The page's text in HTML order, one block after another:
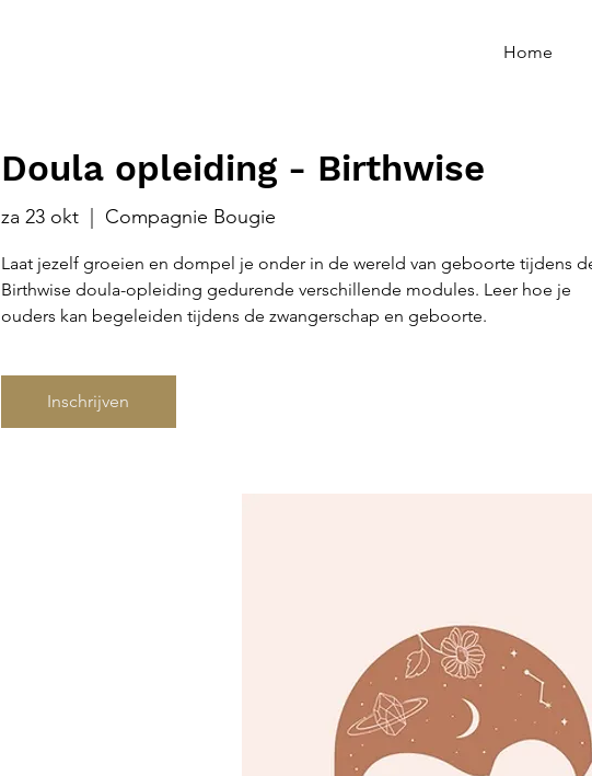
Home
Doula opleiding - Birthwise
za 23 okt
  |
Compagnie Bougie
Laat jezelf groeien en dompel je onder in de wereld van geboorte tijdens
Birthwise doula-opleiding gedurende verschillende modules. Leer hoe je
ouders kan begeleiden tijdens de zwangerschap en geboorte.
Inschrijven